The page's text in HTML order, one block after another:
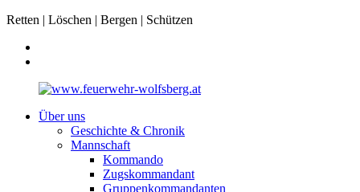
Retten | Löschen | Bergen | Schützen
Über uns
Geschichte & Chronik
Mannschaft
Kommando
Zugskommandant
Gruppenkommandanten